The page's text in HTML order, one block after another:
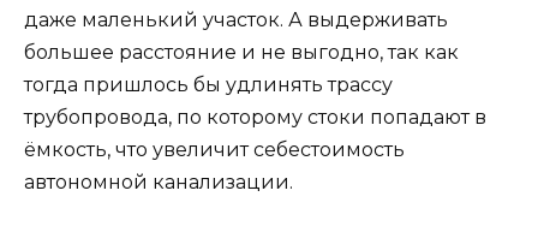
даже маленький участок. А выдерживать
большее расстояние и не выгодно, так как
тогда пришлось бы удлинять трассу
трубопровода, по которому стоки попадают в
ёмкость, что увеличит себестоимость
автономной канализации.